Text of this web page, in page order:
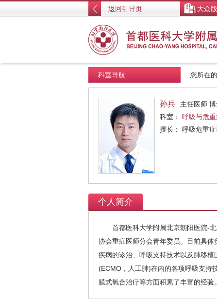
返回引导页 大众版
您所在
科室导航
孙兵
主任医师
科室： 呼吸与危
擅长： 呼吸危重症
个人简介
首都医科大学附属北京朝阳医院-北
协会重症医师分会青年委员。目前具
疾病的诊治、呼吸支持技术以及肺移
(ECMO，人工肺)在内的各项呼吸支持
膜式氧合治疗等方面积累了丰富的经验。